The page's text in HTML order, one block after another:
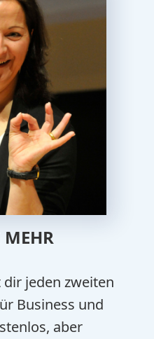
MEHR
jeden zweiten
Business und
aber